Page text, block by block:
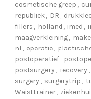
cosmetische greep ,
republiek, DR ,
fillers , holland , imed ,
maagverkleining,
nl , operatie,
postoperatief,
postsurgery, recovery,
surgery, surgerytrip ,
Waisttrainer,